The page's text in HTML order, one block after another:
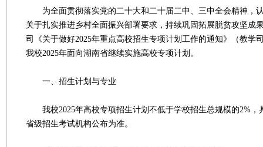
为全面贯彻落实党的二十大和二十届二中、三中全会精神，
关于扎实推进乡村全面振兴部署要求，持续巩固拓展脱贫攻坚成
司《关于做好2025年重点高校招生专项计划工作的通知》（教学
我校2025年面向湖南省继续实施高校专项计划。
一、招生计划与专业
我校2025年高校专项招生计划不低于学校招生总规模的2%，
省级招生考试机构公布为准。